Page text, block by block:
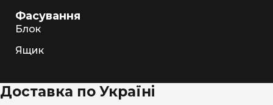
Фасування
Блок
Ящик
Доставка по Україні